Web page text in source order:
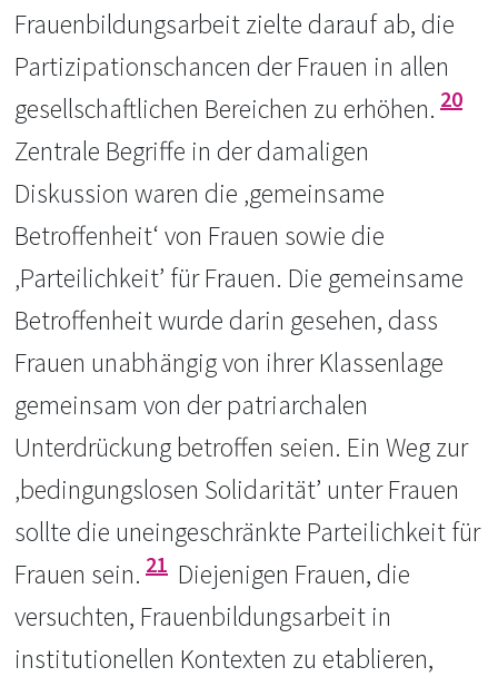
Frauenbildungsarbeit zielte darauf ab, die
Partizipationschancen der Frauen in allen
gesellschaftlichen Bereichen zu erhöhen. 20
Zentrale Begriffe in der damaligen
Diskussion waren die ‚gemeinsame
Betroffenheit‘ von Frauen sowie die
‚Parteilichkeit’ für Frauen. Die gemeinsame
Betroffenheit wurde darin gesehen, dass
Frauen unabhängig von ihrer Klassenlage
gemeinsam von der patriarchalen
Unterdrückung betroffen seien. Ein Weg zur
‚bedingungslosen Solidarität’ unter Frauen
sollte die uneingeschränkte Parteilichkeit für
Frauen sein. 21 Diejenigen Frauen, die
versuchten, Frauenbildungsarbeit in
institutionellen Kontexten zu etablieren,